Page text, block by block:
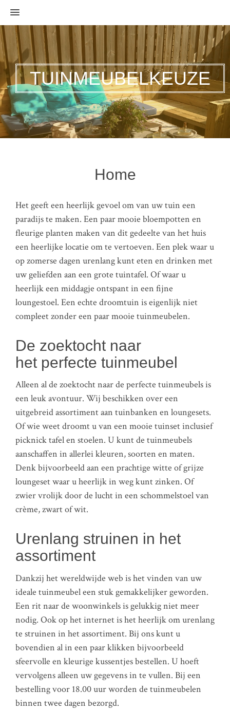
MENU
TUINMEUBELKEUZE
Home
Het geeft een heerlijk gevoel om van uw tuin een
paradijs te maken. Een paar mooie bloempotten en
fleurige planten maken van dit gedeelte van het huis
een heerlijke locatie om te vertoeven. Een plek waar u
op zomerse dagen urenlang kunt eten en drinken met
uw geliefden aan een grote tuintafel. Of waar u
heerlijk een middagje ontspant in een fijne
loungestoel. Een echte droomtuin is eigenlijk niet
compleet zonder een paar mooie tuinmeubelen.
De zoektocht naar
het perfecte tuinmeubel
Alleen al de zoektocht naar de perfecte tuinmeubels is
een leuk avontuur. Wij beschikken over een
uitgebreid assortiment aan tuinbanken en loungesets.
Of wie weet droomt u van een mooie tuinset inclusief
picknick tafel en stoelen. U kunt de tuinmeubels
aanschaffen in allerlei kleuren, soorten en maten.
Denk bijvoorbeeld aan een prachtige witte of grijze
loungeset waar u heerlijk in weg kunt zinken. Of
zwier vrolijk door de lucht in een schommelstoel van
crème, zwart of wit.
Urenlang struinen in het
assortiment
Dankzij het wereldwijde web is het vinden van uw
ideale tuinmeubel een stuk gemakkelijker geworden.
Een rit naar de woonwinkels is gelukkig niet meer
nodig. Ook op het internet is het heerlijk om urenlang
te struinen in het assortiment. Bij ons kunt u
bovendien al in een paar klikken bijvoorbeeld
sfeervolle en kleurige kussentjes bestellen. U hoeft
vervolgens alleen uw gegevens in te vullen. Bij een
bestelling voor 18.00 uur worden de tuinmeubelen
binnen twee dagen bezorgd.